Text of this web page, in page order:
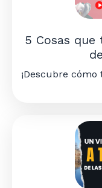
5 Cosas
¡Descubre